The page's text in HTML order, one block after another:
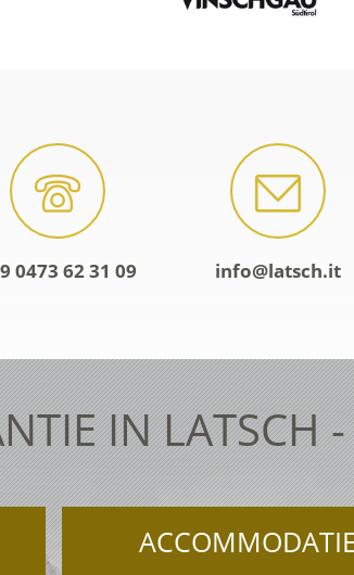
0473 62 31 09 info@latsch.it
IN LATSCH